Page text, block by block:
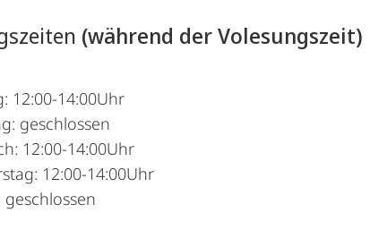
(während der Volesungszeit)
12:00-14:00Uhr
geschlossen
12:00-14:00Uhr
12:00-14:00Uhr
geschlossen